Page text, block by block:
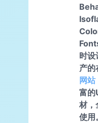
时设
产的
网站
富的
材，
使用。